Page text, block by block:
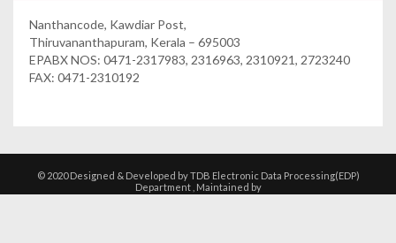
Nanthancode, Kawdiar Post,
Thiruvananthapuram, Kerala – 695003
EPABX NOS: 0471-2317983, 2316963, 2310921, 2723240
FAX: 0471-2310192
© 2020 Designed & Developed by TDB Electronic Data Processing(EDP)
Department , Maintained by